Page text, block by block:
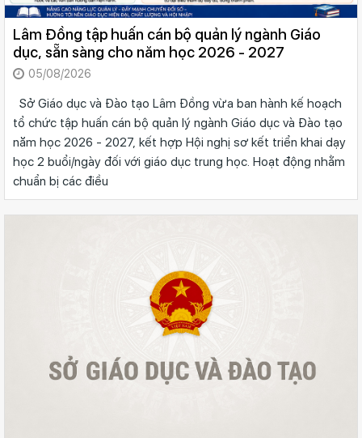
Lâm Đồng tập huấn cán bộ quản lý ngành Giáo
dục, sẵn sàng cho năm học 2026 - 2027
05/08/2026
Sở Giáo dục và Đào tạo Lâm Đồng vừa ban hành kế hoạch
tổ chức tập huấn cán bộ quản lý ngành Giáo dục và Đào tạo
năm học 2026 - 2027, kết hợp Hội nghị sơ kết triển khai dạy
học 2 buổi/ngày đối với giáo dục trung học. Hoạt động nhằm
chuẩn bị các điều